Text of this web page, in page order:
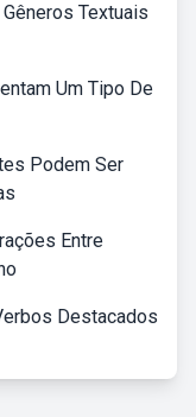
Textuais
Um Tipo De
Podem Ser
Entre
Destacados